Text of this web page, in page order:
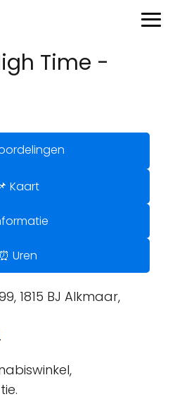
Time -
Kaart
⏰ Uren
1815 BJ Alkmaar,
.